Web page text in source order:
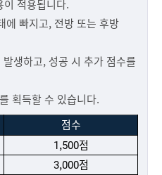
적용됩니다.
에 빠지고, 전방 또는 후방
생하고, 성공 시 추가 점수를
획득할 수 있습니다.
점수
1,500점
3,000점